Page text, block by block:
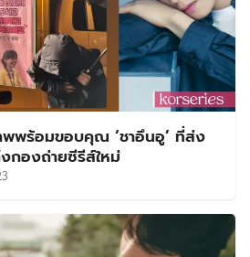
พร้อมขอบคุณ ‘ชาอึนอู’ ที่ส่ง
กองถ่ายซีรีส์ใหม่